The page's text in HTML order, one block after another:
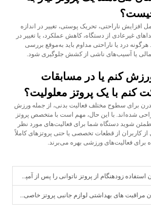
ناراحتی، تحریک پوستی، تغییر در اندازه
غیرعادی از دستگاه، کاهش عملکرد، یا تغییر در
درد یا ناراحتی مداوم باید به‌موقع بررسی
یا آسیب‌های ناشی از کشش جلوگیری شود.
ورزش کنم یا در مسابقات
با یک پروتز معلولیت؟
برای سطوح مختلف فعالیت بدنی، از جمله ورزش
شده‌اند. با این حال، مهم است با متخصص پروتز
شوید دستگاه شما برای فعالیت‌های مورد نظر
کاربران از قطعات تخصصی یا حتی پروتزهای کاملاً
فعالیت‌های ورزشی بهره می‌برند.
زودهنگام از پروتز ناتوانی را پس از آمپوتاسیون توصیه می‌کنند؟
های بهداشتی لوازم جانبی پروتز خاصی را برای بیماران پیشنهاد می دهند؟